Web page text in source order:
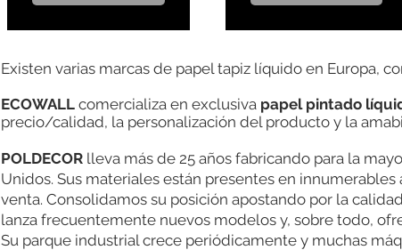
Existen varias marcas de papel tapiz líquido en Europa,
ECOWALL comercializa en exclusiva papel pintado
precio/calidad, la personalización del producto y la
POLDECOR lleva más de 25 años fabricando para la
Unidos. Sus materiales están presentes en
venta. Consolidamos su posición apostando por la
lanza frecuentemente nuevos modelos y, sobre todo,
Su parque industrial crece periódicamente y muchas